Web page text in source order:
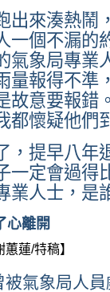
出來湊熱鬧
一個不漏的
氣象局專業
量報得不準
故意要報錯
都懷疑他們
，提早八年
一定會過得
業人士，是
心離開
蓮/特稿】
被氣象局人